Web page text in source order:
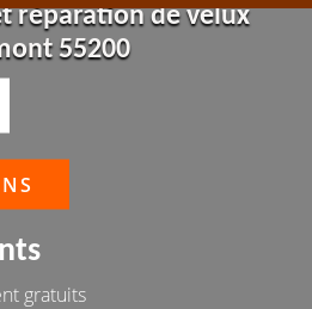
réparation de velux
55200
gratuits